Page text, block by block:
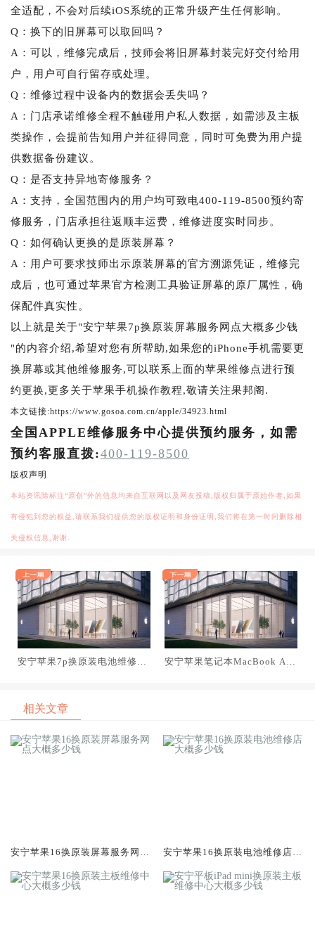
全适配，不会对后续iOS系统的正常升级产生任何影响。
Q：换下的旧屏幕可以取回吗？
A：可以，维修完成后，技师会将旧屏幕封装完好交付给用
户，用户可自行留存或处理。
Q：维修过程中设备内的数据会丢失吗？
A：门店承诺维修全程不触碰用户私人数据，如需涉及主板
类操作，会提前告知用户并征得同意，同时可免费为用户提
供数据备份建议。
Q：是否支持异地寄修服务？
A：支持，全国范围内的用户均可致电400-119-8500预约寄
修服务，门店承担往返顺丰运费，维修进度实时同步。
Q：如何确认更换的是原装屏幕？
A：用户可要求技师出示原装屏幕的官方溯源凭证，维修完
成后，也可通过苹果官方检测工具验证屏幕的原厂属性，确
保配件真实性。
以上就是关于"安宁苹果7p换原装屏幕服务网点大概多少钱
"的内容介绍,希望对您有所帮助,如果您的iPhone手机需要更
换屏幕或其他维修服务,可以联系上面的苹果维修点进行预
约更换,更多关于苹果手机操作教程,敬请关注果邦阁.
本文链接:https://www.gosoa.com.cn/apple/34923.html
全国APPLE维修服务中心提供预约服务，如需
预约客服直拨:400-119-8500
版权声明
本站资讯除标注“原创”外的信息均来自互联网以及网友投稿,版权归属于原始作者,如果
有侵犯到您的权益,请联系我们提供您的版权证明和身份证明,我们将在第一时间删除相
关侵权信息,谢谢.
安宁苹果7p换原装电池维修店
安宁苹果笔记本MacBook Air
相关文章
安宁苹果16换原装屏幕服务网点
安宁苹果16换原装电池维修店大